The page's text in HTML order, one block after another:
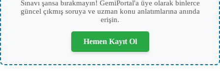
Sınavı şansa bırakmayın! GemiPortal'a üye olarak binlerce
güncel çıkmış soruya ve uzman konu anlatımlarına anında
erişin.
Hemen Kayıt Ol